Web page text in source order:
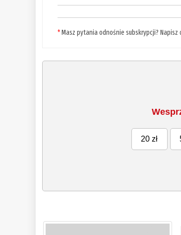
*Masz pytania odnośnie subskrypcji?
20 zł